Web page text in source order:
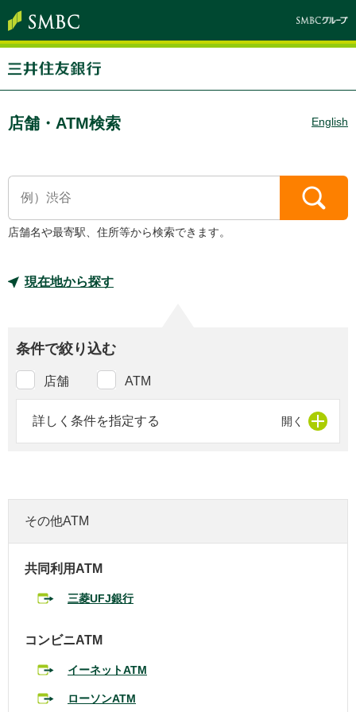
English
店舗・ATM検索
店舗名や最寄駅、住所等から検索できます。
現在地から探す
条件で絞り込む
店舗 ATM
詳しく条件を指定する
その他ATM
共同利用ATM
三菱UFJ銀行
コンビニATM
イーネットATM
ローソンATM